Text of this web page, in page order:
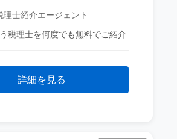
理士紹介エージェント
税理士を何度でも無料でご紹介
詳細を見る